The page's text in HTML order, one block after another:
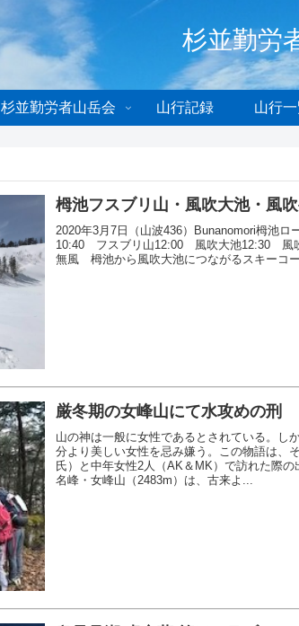
杉並勤労
杉並勤労者山岳会 山行記録 山行
栂池フスブリ山・風吹大池・風
2020年3月7日（山波436）Bunanomori栂池
10:40 フスブリ山12:00 風吹大池12:30
無風 栂池から風吹大池につながるスキーコ
厳冬期の女峰山にて水攻めの刑
山の神は一般に女性であるとされている。し
分より美しい女性を忌み嫌う。この物語は、
氏）と中年女性2人（AK＆MK）で訪れた際
名峰・女峰山（2483m）は、古来よ...